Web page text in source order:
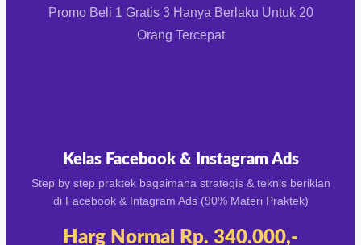
Promo Beli 1 Gratis 3 Hanya Berlaku Untuk 20
Orang Tercepat
Kelas Facebook & Instagram Ads
Step by step praktek bagaimana strategis & teknis beriklan
di Facebook & Intagram Ads (90% Materi Praktek)
Harg Normal Rp. 340.000,-